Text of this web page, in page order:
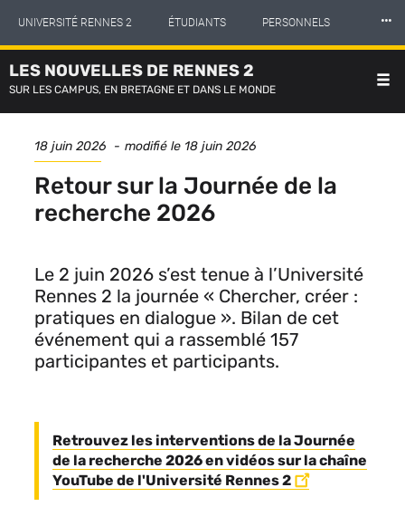
contenu
principal
UNIVERSITÉ RENNES 2 ÉTUDIANTS PERSONNELS
INTERNATIONAL PROFESSIONNELS
LES NOUVELLES DE RENNES 2
⸱⸱⸱
LES NOUVELLES DE RENNES 2
SUR LES CAMPUS, EN BRETAGNE ET DANS LE MONDE
Date
de
publication
18 juin 2026 modifié le 18 juin 2026
Retour sur la Journée de la
recherche 2026
Le 2 juin 2026 s’est tenue à l’Université
Rennes 2 la journée « Chercher, créer :
pratiques en dialogue ». Bilan de cet
événement qui a rassemblé 157
participantes et participants.
Retrouvez les interventions de la Journée
de la recherche 2026 en vidéos sur la chaîne
YouTube de l'Université Rennes 2